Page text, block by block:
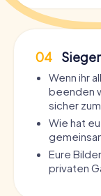
04
Wenn ihr
beenden
sicher
Wie hat
Eure
privaten